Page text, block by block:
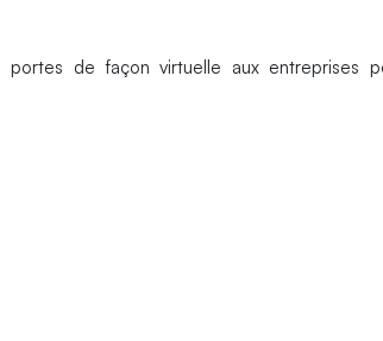
portes de façon virtuelle aux entreprises